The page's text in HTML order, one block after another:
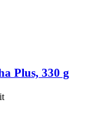
Plus, 330 g